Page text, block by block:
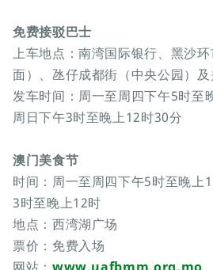
免费接驳巴士
上车地点：南湾国际银行、黑沙
面）、氹仔成都街（中央公园）
发车时间：周一至周四下午5时至
周日下午3时至晚上12时30分
澳门美食节
时间：周一至周四下午5时至晚上
3时至晚上12时
地点：西湾湖广场
票价：免费入场